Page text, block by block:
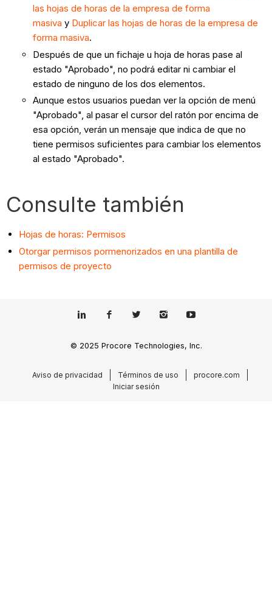
las hojas de horas de la empresa de forma
masiva y Duplicar las hojas de horas de la empresa de
forma masiva.
Después de que un fichaje u hoja de horas pase al
estado "Aprobado", no podrá editar ni cambiar el
estado de ninguno de los dos elementos.
Aunque estos usuarios puedan ver la opción de menú
"Aprobado", al pasar el cursor del ratón por encima de
esa opción, verán un mensaje que indica de que no
tiene permisos suficientes para cambiar los elementos
al estado "Aprobado".
Consulte también
Hojas de horas: Permisos
Otorgar permisos pormenorizados en una plantilla de
permisos de proyecto
© 2025 Procore Technologies, Inc.
Aviso de privacidad Términos de uso
procore.com
Iniciar sesión